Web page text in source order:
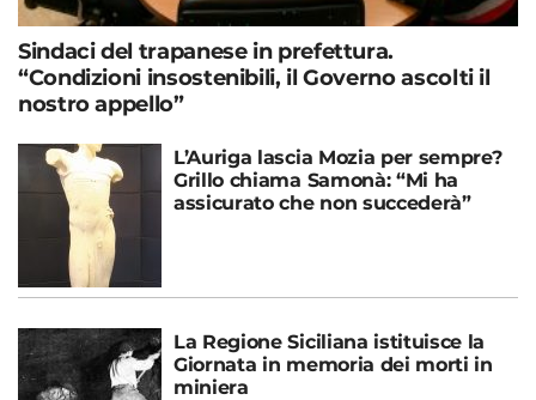
Sindaci del trapanese in prefettura.
“Condizioni insostenibili, il Governo ascolti il
nostro appello”
L’Auriga lascia Mozia per sempre?
Grillo chiama Samonà: “Mi ha
assicurato che non succederà”
La Regione Siciliana istituisce la
Giornata in memoria dei morti in
miniera